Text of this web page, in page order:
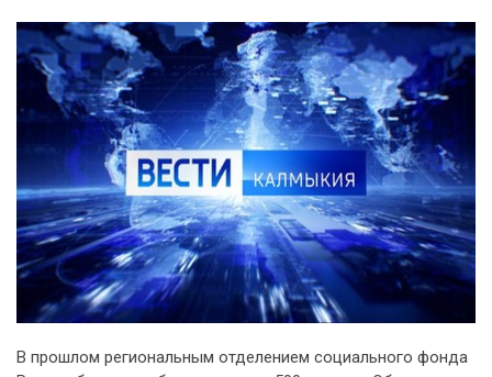
В прошлом региональным отделением социального фонда